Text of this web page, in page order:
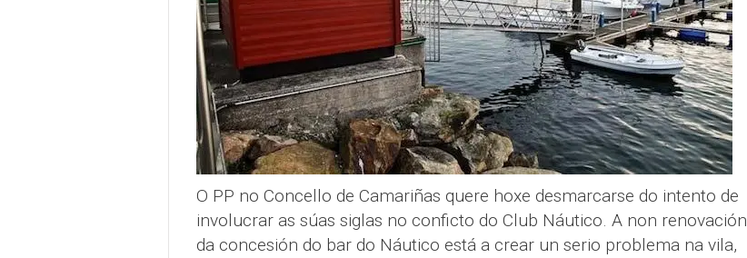
O PP no Concello de Camariñas quere hoxe desmarcarse do intento de
involucrar as súas siglas no conficto do Club Náutico. A non renovación
da concesión do bar do Náutico está a crear un serio problema na vila,